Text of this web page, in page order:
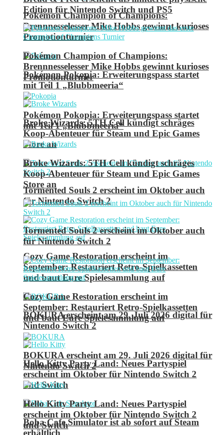
Pokémon Champion of Champions:
Brennnesselesser Mike Hobbs gewinnt kurioses
Promotionturnier
Pokémon Pokopia: Erweiterungspass startet
mit Teil 1 „Blubbmeeria“
Broke Wizards: 5TH Cell kündigt schräges
Koop-Abenteuer für Steam und Epic Games
Store an
Tormented Souls 2 erscheint im Oktober auch
für Nintendo Switch 2
Cozy Game Restoration erscheint im
September: Restauriert Retro-Spielkassetten
und baut Eure Spielesammlung auf
BOKURA erscheint am 29. Juli 2026 digital für
Nintendo Switch 2
Hello Kitty Party Land: Neues Partyspiel
erscheint im Oktober für Nintendo Switch 2
und Switch
Boba Cafe Simulator ist ab sofort auf Steam
erhältlich
Edition für Nintendo Switch und PS5
Pokémon Champion of Champions:
Brennnesselesser Mike Hobbs gewinnt kurioses
Promotionturnier
Pokémon Pokopia: Erweiterungspass startet
mit Teil 1 „Blubbmeeria“
Broke Wizards: 5TH Cell kündigt schräges
Koop-Abenteuer für Steam und Epic Games
Store an
Tormented Souls 2 erscheint im Oktober auch
für Nintendo Switch 2
Cozy Game Restoration erscheint im
September: Restauriert Retro-Spielkassetten
und baut Eure Spielesammlung auf
BOKURA erscheint am 29. Juli 2026 digital für
Nintendo Switch 2
Hello Kitty Party Land: Neues Partyspiel
erscheint im Oktober für Nintendo Switch 2
und Switch